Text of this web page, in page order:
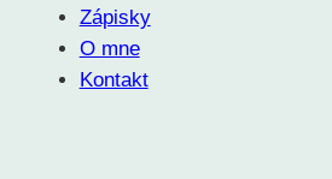
Zápisky
O mne
Kontakt